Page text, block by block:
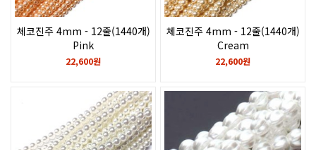
체코진주 4mm - 12줄(1440개)
Pink
22,600원
체코진주 4mm - 12줄(1440개)
Cream
22,600원